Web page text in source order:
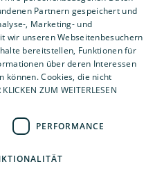
Partnern gespeichert und
, Marketing- und
wir unseren Webseitenbesuchern
bereitstellen, Funktionen für
über deren Interessen
können. Cookies, die nicht
ZUM WEITERLESEN
PERFORMANCE